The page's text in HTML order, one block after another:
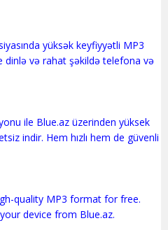
yüksək keyfiyyətli MP3
dinlə və rahat şəkildə telefona və
ile Blue.az üzerinden yüksek
indir. Hem hızlı hem de güvenli
quality MP3 format for free.
device from Blue.az.